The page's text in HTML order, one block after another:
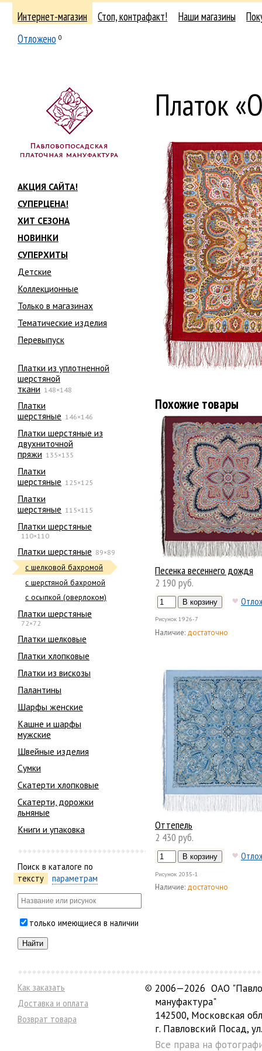
Интернет-магазин Стоп, контрафакт! Наши магазины
Отложено 0
АКЦИЯ САЙТА!
СУПЕРЦЕНА!
ХИТ СЕЗОНА
НОВИНКИ
СУПЕРХИТЫ
Детские
Коллекционные
Только в магазинах
Тематические изделия
Перевыпуск
Платки из уплотненной
шерстяной
ткани 148×148
Платки
шерстяные 146×146
Платки шерстяные из
двухниточной
пряжи 135×135
Платки
шерстяные 125×125
Платки
шерстяные 115×115
Платки шерстяные
110×110
Платки шерстяные 89×89
с шелковой бахромой
с шерстяной бахромой
с осыпкой (оверлоком)
Платки шерстяные
72×72
Платки шелковые
Платки хлопковые
Платки из вискозы
Палантины
Шарфы женские
Кашне и шарфы
мужские
Швейные изделия
Сумки
Скатерти хлопковые
Скатерти, дорожки
льняные
Книги и упаковка
Поиск в каталоге по
тексту
параметрам
только имеющиеся в наличии
Платок
Похожие товары
Песенка весеннего дождя
2 190 руб.
Рисунок 1926-7
Наличие: достаточно
Оттепель
2 430 руб.
Рисунок 2035-1
Наличие: достаточно
Как заказать
Доставка и оплата
Возврат товара
© 2006—2026 ОАО
мануфактура"
142500, Московская
г. Павловский Посад,
Все права на